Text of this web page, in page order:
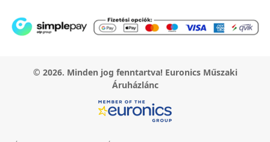
© 2026. Minden jog fenntartva! Euronics Műszaki
Áruházlánc